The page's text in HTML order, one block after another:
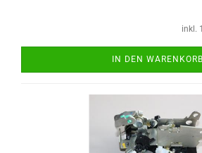
inkl.
IN DEN WARENKORB